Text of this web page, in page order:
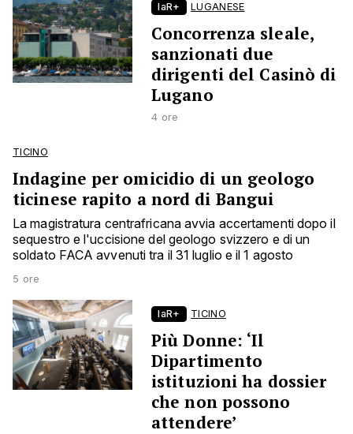
laR+ LUGANESE
Concorrenza sleale,
sanzionati due
dirigenti del Casinò di
Lugano
4 ore
TICINO
Indagine per omicidio di un geologo
ticinese rapito a nord di Bangui
La magistratura centrafricana avvia accertamenti dopo il
sequestro e l'uccisione del geologo svizzero e di un
soldato FACA avvenuti tra il 31 luglio e il 1 agosto
5 ore
laR+ TICINO
Più Donne: ‘Il
Dipartimento
istituzioni ha dossier
che non possono
attendere’